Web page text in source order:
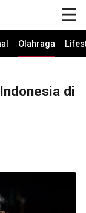
Olahraga
di